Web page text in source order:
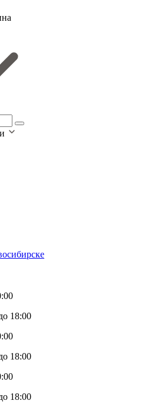
18:00
18:00
18:00